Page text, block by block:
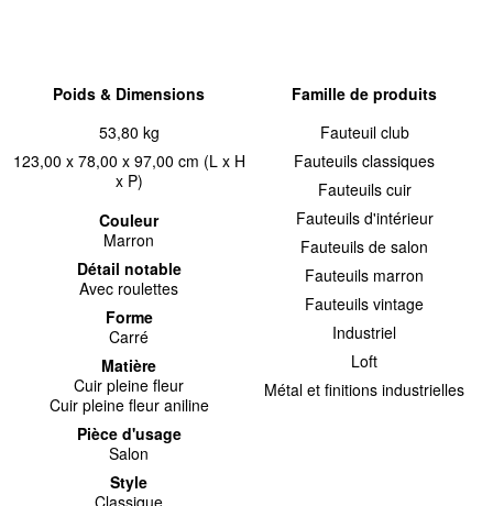
Poids & Dimensions
53,80 kg
123,00 x 78,00 x 97,00 cm (L x H
x P)
Couleur
Marron
Détail notable
Avec roulettes
Forme
Carré
Matière
Cuir pleine fleur
Cuir pleine fleur aniline
Pièce d'usage
Salon
Style
Famille de produits
Fauteuil club
Fauteuils classiques
Fauteuils cuir
Fauteuils d'intérieur
Fauteuils de salon
Fauteuils marron
Fauteuils vintage
Industriel
Loft
Métal et finitions industrielles